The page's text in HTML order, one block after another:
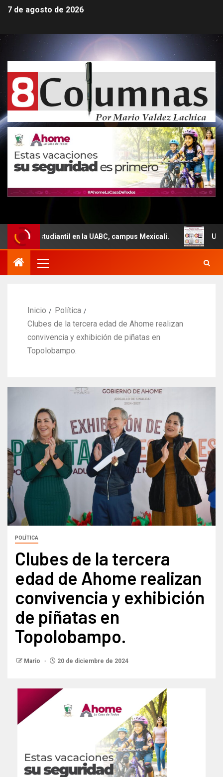
7 de agosto de 2026
en la UABC, campus Mexicali. Un total de 29
Inicio
Política
Clubes de la tercera edad de Ahome realizan
convivencia y exhibición de piñatas en
Topolobampo.
POLÍTICA
Clubes de la tercera
edad de Ahome realizan
convivencia y exhibición
de piñatas en
Topolobampo.
Mario 20 de diciembre de 2024